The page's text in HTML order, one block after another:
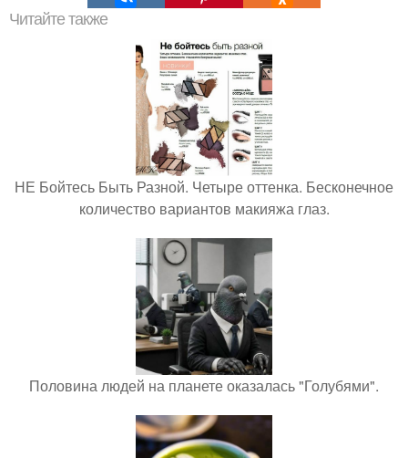
Читайте также
НЕ Бойтесь Быть Разной. Четыре оттенка. Бесконечное
количество вариантов макияжа глаз.
Половина людей на планете оказалась "Голубями".